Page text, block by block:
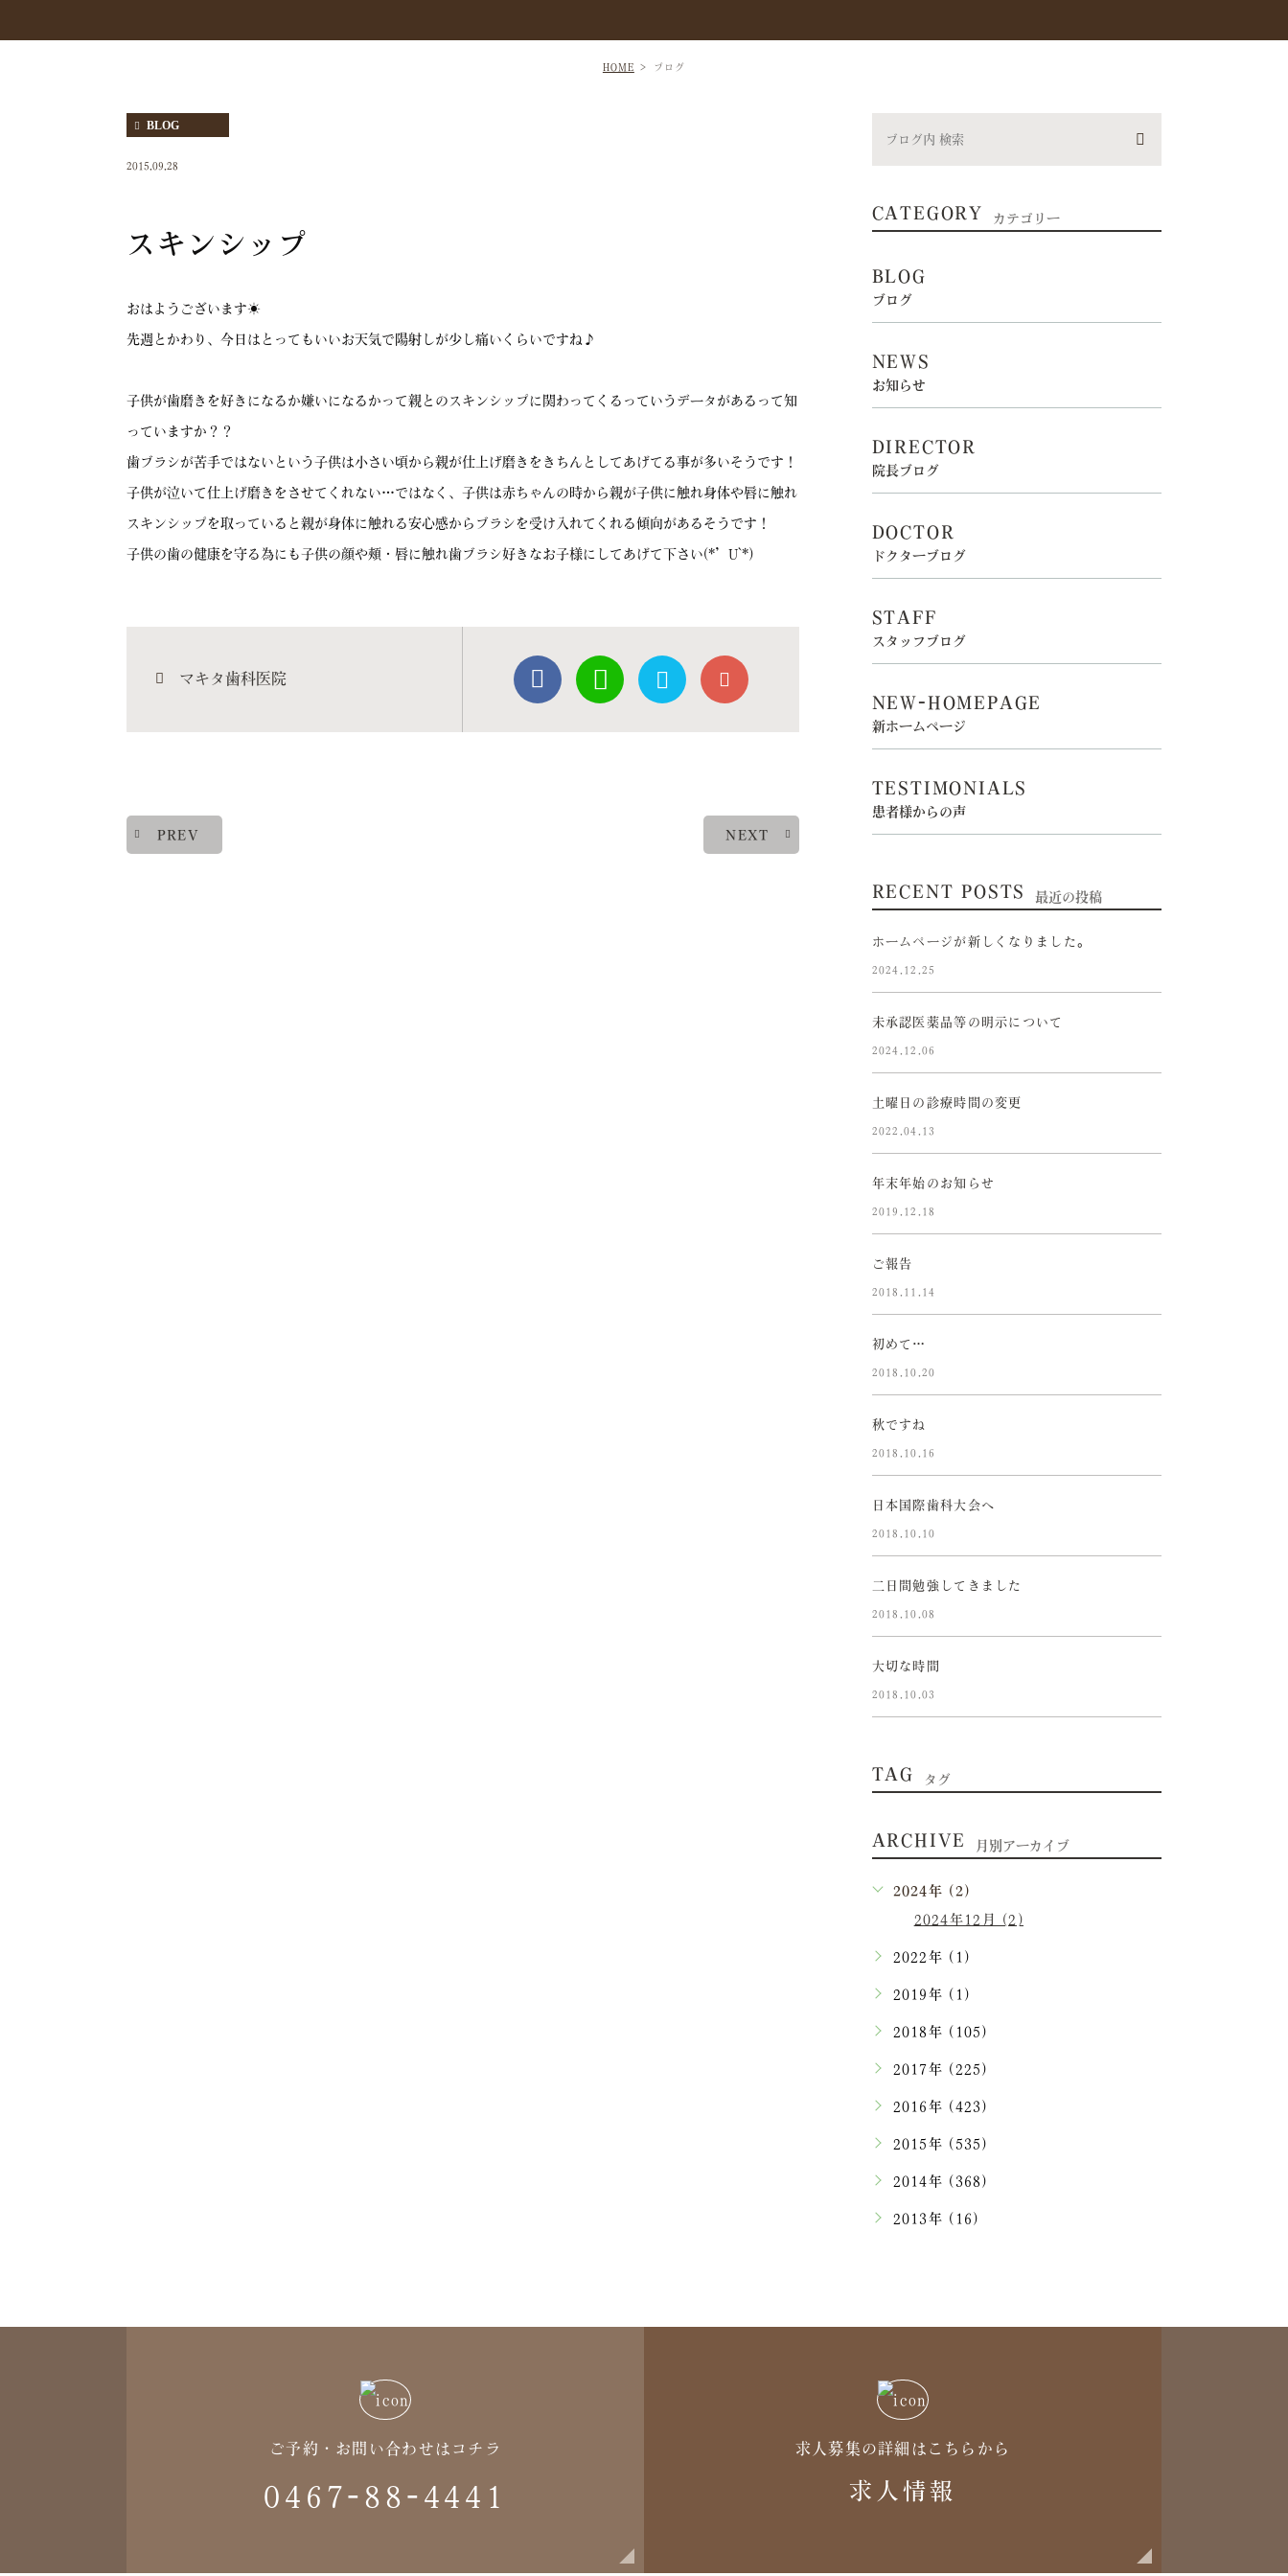
HOME ブログ
BLOG
2015.09.28
スキンシップ
おはようございます☀
先週とかわり、今日はとってもいいお天気で陽射しが少し痛いくらいですね♪
子供が歯磨きを好きになるか嫌いになるかって親とのスキンシップに関わってくるっていうデータがあるって知
っていますか？？
歯ブラシが苦手ではないという子供は小さい頃から親が仕上げ磨きをきちんとしてあげてる事が多いそうです！
子供が泣いて仕上げ磨きをさせてくれない…ではなく、子供は赤ちゃんの時から親が子供に触れ身体や唇に触れ
スキンシップを取っていると親が身体に触れる安心感からブラシを受け入れてくれる傾向があるそうです！
子供の歯の健康を守る為にも子供の顔や頰・唇に触れ歯ブラシ好きなお子様にしてあげて下さい(*’U`*)
マキタ歯科医院
PREV NEXT
CATEGORY カテゴリー
BLOG
ブログ
NEWS
お知らせ
DIRECTOR
院長ブログ
DOCTOR
ドクターブログ
STAFF
スタッフブログ
NEW-HOMEPAGE
新ホームページ
TESTIMONIALS
患者様からの声
RECENT POSTS 最近の投稿
ホームページが新しくなりました。
2024.12.25
未承認医薬品等の明示について
2024.12.06
土曜日の診療時間の変更
2022.04.13
年末年始のお知らせ
2019.12.18
ご報告
2018.11.14
初めて…
2018.10.20
秋ですね
2018.10.16
日本国際歯科大会へ
2018.10.10
二日間勉強してきました
2018.10.08
大切な時間
2018.10.03
TAG タグ
ARCHIVE 月別アーカイブ
2024年 (2)
2024年12月 (2)
2022年 (1)
2019年 (1)
2018年 (105)
2017年 (225)
2016年 (423)
2015年 (535)
2014年 (368)
2013年 (16)
ご予約・お問い合わせはコチラ
0467-88-4441
求人募集の詳細はこちらから
求人情報